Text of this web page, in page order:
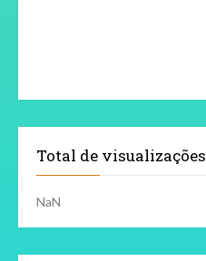
Total de visualizações
NaN